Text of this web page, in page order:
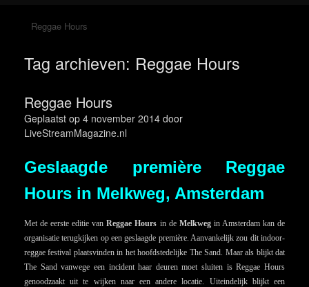
Reggae Hours
Tag archieven: Reggae Hours
Reggae Hours
Geplaatst op 4 november 2014 door
LiveStreamMagazine.nl
Geslaagde première Reggae
Hours in Melkweg, Amsterdam
Met de eerste editie vanReggae Hours in de Melkwegin Amsterdam kan de
organisatie terugkijken op een geslaagde première. Aanvankelijk zou dit indoor-
reggae festival plaatsvinden in het hoofdstedelijke The Sand. Maar als blijkt dat
The Sand vanwege een incident haar deuren moet sluiten is Reggae Hours
genoodzaakt uit te wijken naar een andere locatie. Uiteindelijk blijkt een